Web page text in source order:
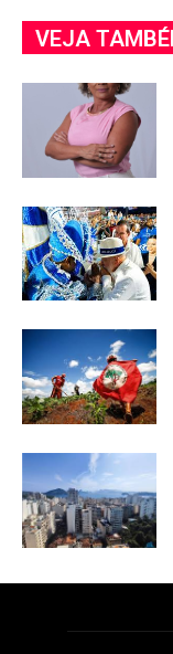
VEJA